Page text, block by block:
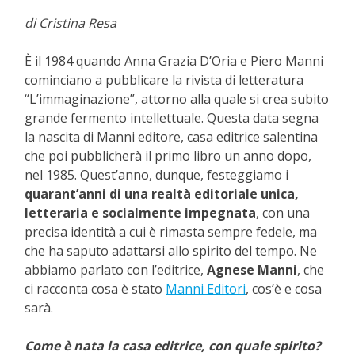
di Cristina Resa
È il 1984 quando Anna Grazia D’Oria e Piero Manni
cominciano a pubblicare la rivista di letteratura
“L’immaginazione”, attorno alla quale si crea subito
grande fermento intellettuale. Questa data segna
la nascita di Manni editore, casa editrice salentina
che poi pubblicherà il primo libro un anno dopo,
nel 1985. Quest’anno, dunque, festeggiamo i
quarant’anni di una realtà editoriale unica,
letteraria e socialmente impegnata, con una
precisa identità a cui è rimasta sempre fedele, ma
che ha saputo adattarsi allo spirito del tempo. Ne
abbiamo parlato con l’editrice, Agnese Manni, che
ci racconta cosa è stato Manni Editori, cos’è e cosa
sarà.
Come è nata la casa editrice, con quale spirito?